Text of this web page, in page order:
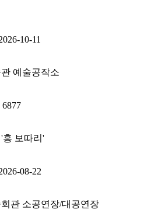
10-11
예술공작소
6877
흥 보따리'
08-22
관 소공연장/대공연장